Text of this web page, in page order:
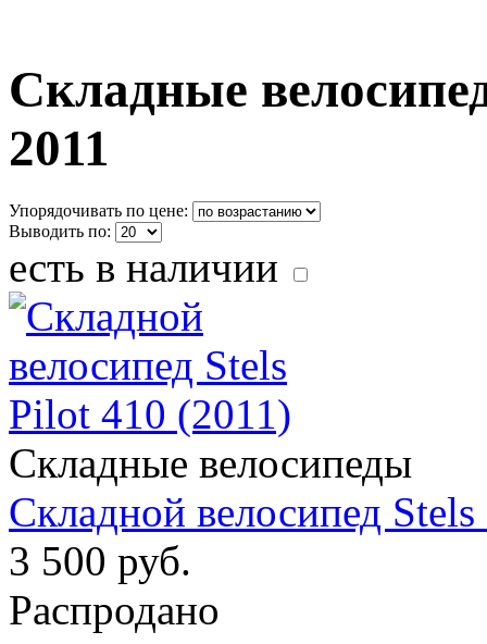
Складные
2011
Упорядочивать по цене:
Выводить по:
есть в наличии
Складные велосипеды
Складной велосипед
3 500 руб.
Распродано